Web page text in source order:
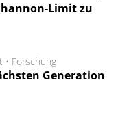
Limit zu
• Forschung
Generation